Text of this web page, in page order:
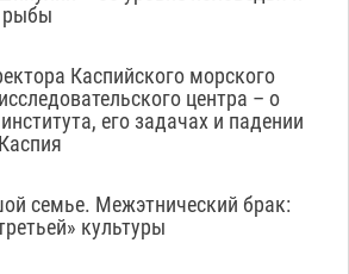
рыбы
Каспийского морского
центра – о
его задачах и падении
семье. Межэтнический брак:
культуры